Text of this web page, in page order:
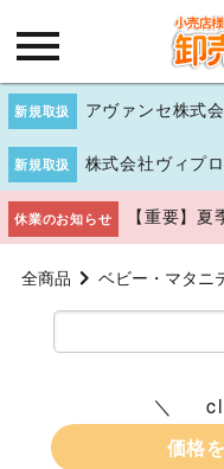
新規取扱 アヴァンセ株式
新規取扱 株式会社ヴィプ
休業のお知らせ 【重要】
全商品 ベビー・マタニ
価格